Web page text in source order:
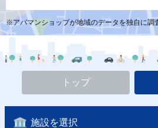
※アパマンショップが地域のデータを独自に調
トップ
施設を選択